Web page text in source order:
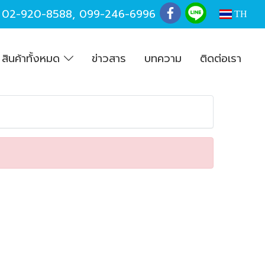
02-920-8588, 099-246-6996 TH
สินค้าทั้งหมด ข่าวสาร บทความ ติดต่อเรา